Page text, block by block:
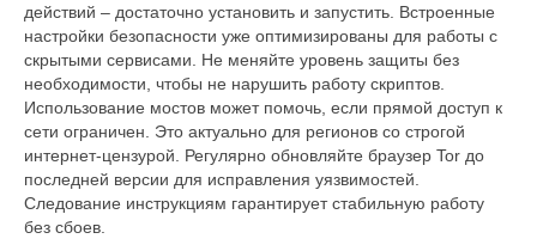
действий – достаточно установить и запустить. Встроенные
настройки безопасности уже оптимизированы для работы с
скрытыми сервисами. Не меняйте уровень защиты без
необходимости, чтобы не нарушить работу скриптов.
Использование мостов может помочь, если прямой доступ к
сети ограничен. Это актуально для регионов со строгой
интернет-цензурой. Регулярно обновляйте браузер Tor до
последней версии для исправления уязвимостей.
Следование инструкциям гарантирует стабильную работу
без сбоев.